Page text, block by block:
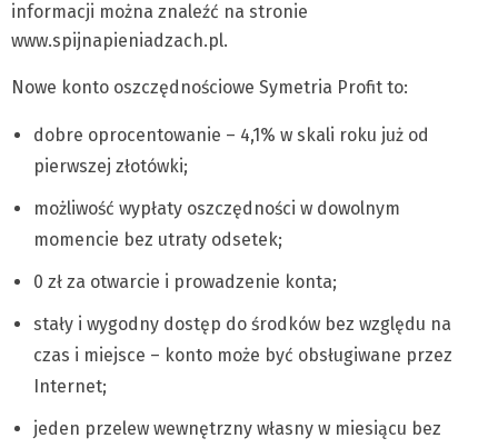
informacji można znaleźć na stronie
www.spijnapieniadzach.pl.
Nowe konto oszczędnościowe Symetria Profit to:
dobre oprocentowanie – 4,1% w skali roku już od
pierwszej złotówki;
możliwość wypłaty oszczędności w dowolnym
momencie bez utraty odsetek;
0 zł za otwarcie i prowadzenie konta;
stały i wygodny dostęp do środków bez względu na
czas i miejsce – konto może być obsługiwane przez
Internet;
jeden przelew wewnętrzny własny w miesiącu bez